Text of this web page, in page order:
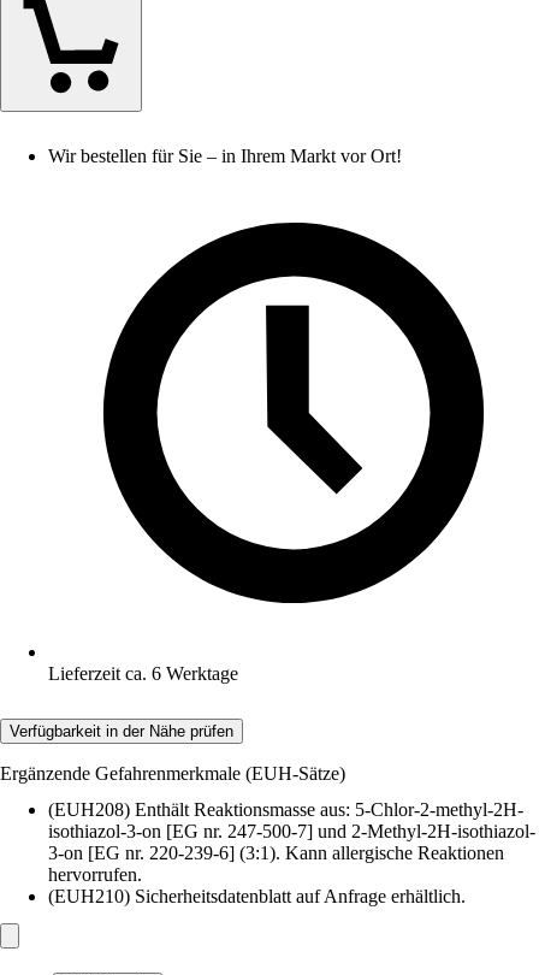
Wir bestellen für Sie – in Ihrem Markt vor Ort!
Lieferzeit ca. 6 Werktage
Verfügbarkeit in der Nähe prüfen
Ergänzende Gefahrenmerkmale (EUH-Sätze)
(EUH208) Enthält Reaktionsmasse aus: 5-Chlor-2-methyl-2H-
isothiazol-3-on [EG nr. 247-500-7] und 2-Methyl-2H-isothiazol-
3-on [EG nr. 220-239-6] (3:1). Kann allergische Reaktionen
hervorrufen.
(EUH210) Sicherheitsdatenblatt auf Anfrage erhältlich.